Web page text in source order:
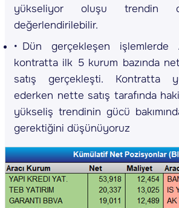
yükseliyor oluşu trendin
değerlendirilebilir.
Dün gerçekleşen işlemlerde
kontratta ilk 5 kurum bazında
satış gerçekleşti. Kontratta
ederken nette satış tarafında
yükseliş trendinin gücü
gerektiğini düşünüyoruz